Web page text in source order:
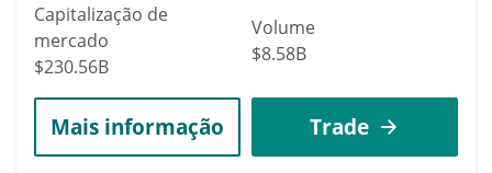
Capitalização de
mercado
$230.56B
Volume
$8.58B
Mais informação Trade